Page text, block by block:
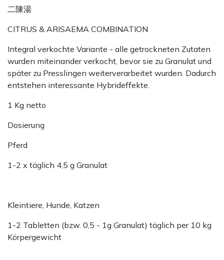
二陳湯
CITRUS & ARISAEMA COMBINATION
Integral verkochte Variante - alle getrockneten Zutaten
wurden miteinander verkocht, bevor sie zu Granulat und
später zu Presslingen weiterverarbeitet wurden. Dadurch
entstehen interessante Hybrideffekte.
1 Kg netto
Dosierung
Pferd
1-2 x täglich 4,5 g Granulat
Kleintiere, Hunde, Katzen
1-2 Tabletten (bzw. 0,5 - 1g Granulat) täglich per 10 kg
Körpergewicht